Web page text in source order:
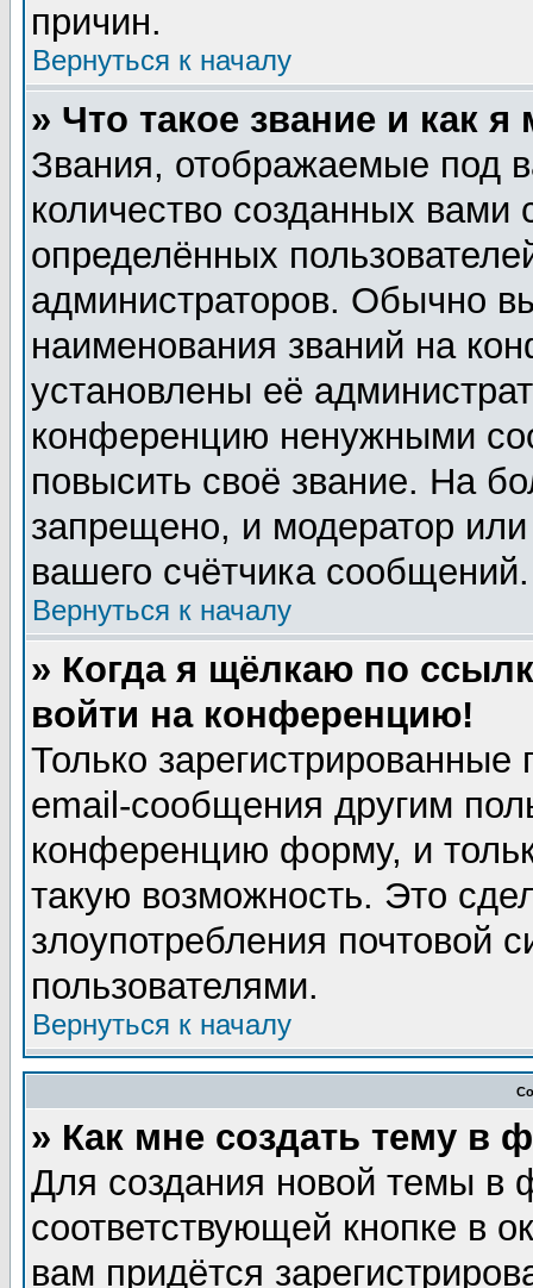
причин.
Вернуться к началу
» Что такое звание и как я
Звания, отображаемые под
количество созданных
определённых
администраторов. Обычно
наименования званий на
установлены её
конференцию ненужными
повысить своё звание. На
запрещено, и модератор
вашего счётчика сообщений.
Вернуться к началу
» Когда я щёлкаю по
войти на конференцию!
Только зарегистрированные
email-сообщения другим
конференцию форму, и
такую возможность. Это
злоупотребления почтовой
пользователями.
Вернуться к началу
» Как мне создать тему в
Для создания новой темы в
соответствующей кнопке в
вам придётся